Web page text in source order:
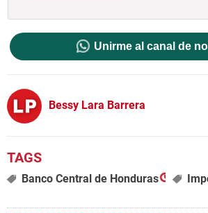
Unirme al canal de
Bessy Lara Barrera
Banco Central de Honduras